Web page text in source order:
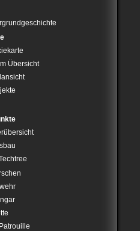
Übersicht
Patrouille